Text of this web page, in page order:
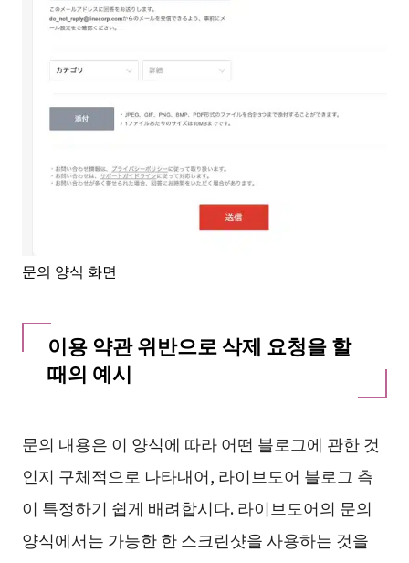
문의 양식 화면
이용 약관 위반으로 삭제 요청을 할
때의 예시
문의 내용은 이 양식에 따라 어떤 블로그에 관한 것
인지 구체적으로 나타내어, 라이브도어 블로그 측
이 특정하기 쉽게 배려합시다. 라이브도어의 문의
양식에서는 가능한 한 스크린샷을 사용하는 것을